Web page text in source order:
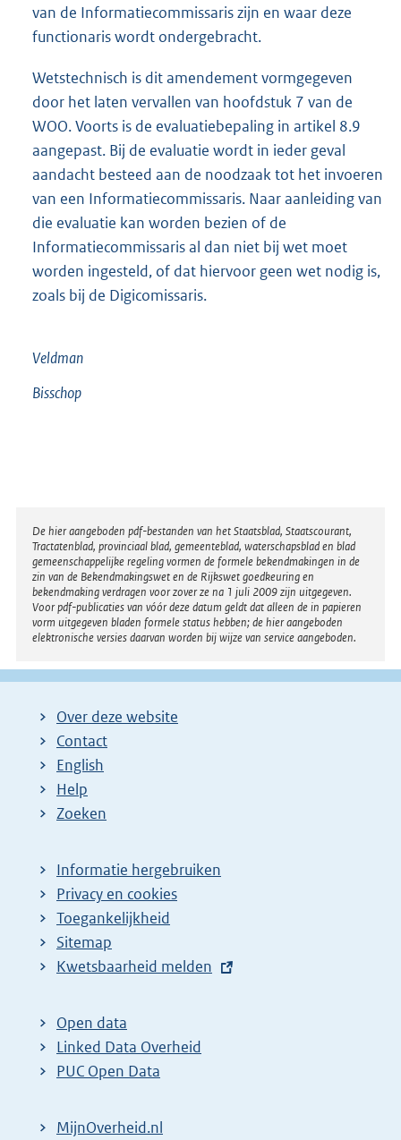
van de Informatiecommissaris zijn en waar deze
functionaris wordt ondergebracht.
Wetstechnisch is dit amendement vormgegeven
door het laten vervallen van hoofdstuk 7 van de
WOO. Voorts is de evaluatiebepaling in artikel 8.9
aangepast. Bij de evaluatie wordt in ieder geval
aandacht besteed aan de noodzaak tot het invoeren
van een Informatiecommissaris. Naar aanleiding van
die evaluatie kan worden bezien of de
Informatiecommissaris al dan niet bij wet moet
worden ingesteld, of dat hiervoor geen wet nodig is,
zoals bij de Digicomissaris.
Veldman
Bisschop
Disclaimer
De hier aangeboden pdf-bestanden van het Staatsblad, Staatscourant,
Tractatenblad, provinciaal blad, gemeenteblad, waterschapsblad en blad
gemeenschappelijke regeling vormen de formele bekendmakingen in de
zin van de Bekendmakingswet en de Rijkswet goedkeuring en
bekendmaking verdragen voor zover ze na 1 juli 2009 zijn uitgegeven.
Voor pdf-publicaties van vóór deze datum geldt dat alleen de in papieren
vorm uitgegeven bladen formele status hebben; de hier aangeboden
elektronische versies daarvan worden bij wijze van service aangeboden.
Over deze website
Contact
English
Help
Zoeken
Informatie hergebruiken
Privacy en cookies
Toegankelijkheid
Sitemap
E
t
e
r
l
Kwetsbaarheid melden
Open data
Linked Data Overheid
PUC Open Data
MijnOverheid.nl